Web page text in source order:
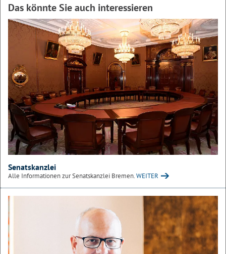
Das könnte Sie auch interessieren
Senatskanzlei
Alle Informationen zur Senatskanzlei Bremen.WEITER